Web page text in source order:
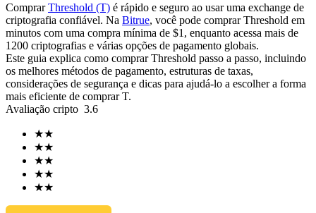
Futuros de USDT
ComprarThreshold (T) é rápido e seguro ao usar uma exchange de
criptografia confiável. Na Bitrue, você pode comprar Threshold em
minutos com uma compra mínima de $1, enquanto acessa mais de
1200 criptografias e várias opções de pagamento globais.
Este guia explica como comprar Threshold passo a passo, incluindo
os melhores métodos de pagamento, estruturas de taxas,
considerações de segurança e dicas para ajudá-lo a escolher a forma
mais eficiente de comprar T.
Avaliação cripto 3.6
★★
★★
★★
★★
★★